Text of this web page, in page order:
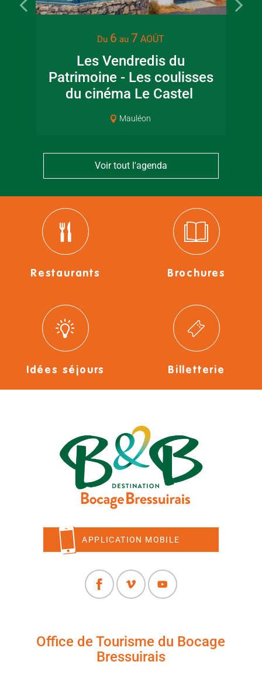
Du 6 au 7 AOÛT
Les Vendredis du
Patrimoine - Les coulisses
du cinéma Le Castel
Mauléon
Voir tout l'agenda
Restaurants Brochures
Idées séjours Billetterie
APPLICATION MOBILE
Office de Tourisme du Bocage
Bressuirais